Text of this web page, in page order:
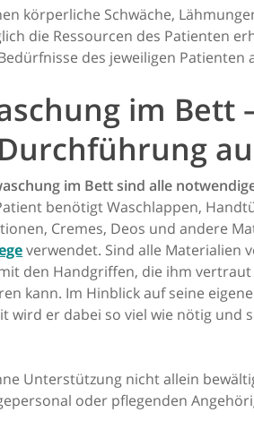
körperliche Schwäche,
die Ressourcen des Patienten
des jeweiligen Patienten
im Bett
im Bett sind alle
benötigt Waschlappen,
Cremes, Deos und andere
verwendet. Sind alle Materialien
den Handgriffen, die ihm
kann. Im Hinblick auf seine
wird er dabei so viel wie nötig und
Unterstützung nicht allein
oder pflegenden